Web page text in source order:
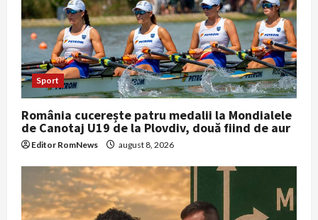
Sport
România cucerește patru medalii la Mondialele
de Canotaj U19 de la Plovdiv, două fiind de aur
Editor RomNews august 8, 2026